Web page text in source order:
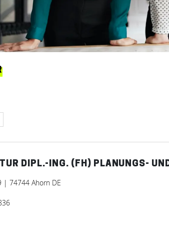
DIPL.-ING. (FH) PLANUNGS-
| 74744 Ahorn DE